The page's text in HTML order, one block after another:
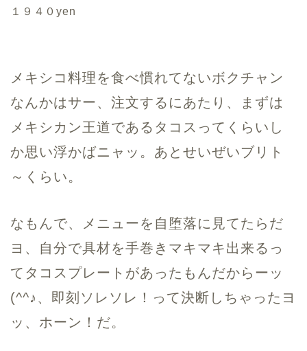
１９４０yen
メキシコ料理を食べ慣れてないボクチャン
なんかはサー、注文するにあたり、まずは
メキシカン王道であるタコスってくらいし
か思い浮かばニャッ。あとせいぜいブリト
～くらい。
なもんで、メニューを自堕落に見てたらだ
ヨ、自分で具材を手巻きマキマキ出来るっ
てタコスプレートがあったもんだからーッ
(^^♪、即刻ソレソレ！って決断しちゃったヨ
ッ、ホーン！だ。